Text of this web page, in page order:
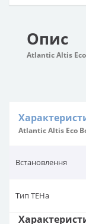
Опис
Atlantic Altis
Atlantic Altis Eco
Встановлення
Тип ТЕНа